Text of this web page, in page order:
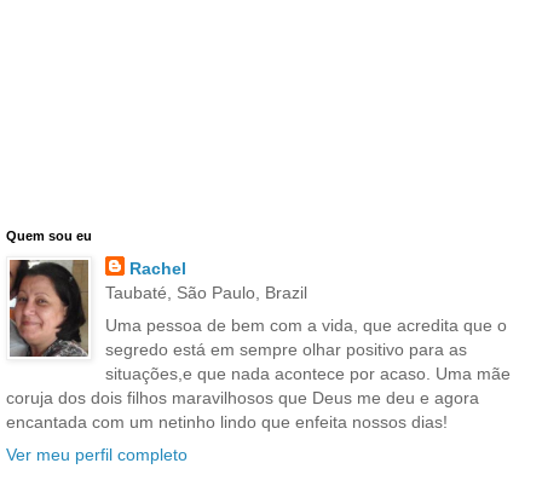
Quem sou eu
Rachel
Taubaté, São Paulo, Brazil
Uma pessoa de bem com a vida, que acredita que o
segredo está em sempre olhar positivo para as
situações,e que nada acontece por acaso. Uma mãe
coruja dos dois filhos maravilhosos que Deus me deu e agora
encantada com um netinho lindo que enfeita nossos dias!
Ver meu perfil completo